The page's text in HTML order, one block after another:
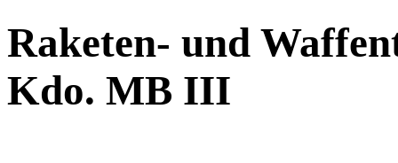
Raketen- und
Kdo. MB III